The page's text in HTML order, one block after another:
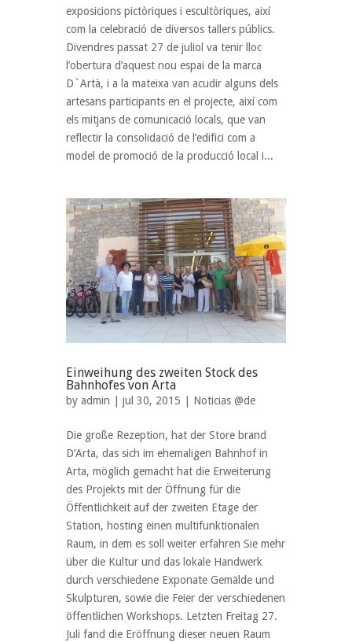
exposicions pictòriques i escultòriques, així
com la celebració de diversos tallers públics.
Divendres passat 27 de juliol va tenir lloc
l’obertura d’aquest nou espai de la marca
D`Artà, i a la mateixa van acudir alguns dels
artesans participants en el projecte, així com
els mitjans de comunicació locals, que van
reflectir la consolidació de l’edifici com a
model de promoció de la producció local i...
Einweihung des zweiten Stock des
Bahnhofes von Arta
by admin | jul 30, 2015 | Noticias @de
Die große Rezeption, hat der Store brand
D’Arta, das sich im ehemaligen Bahnhof in
Arta, möglich gemacht hat die Erweiterung
des Projekts mit der Öffnung für die
Öffentlichkeit auf der zweiten Etage der
Station, hosting einen multifunktionalen
Raum, in dem es soll weiter erfahren Sie mehr
über die Kultur und das lokale Handwerk
durch verschiedene Exponate Gemälde und
Skulpturen, sowie die Feier der verschiedenen
öffentlichen Workshops. Letzten Freitag 27.
Juli fand die Eröffnung dieser neuen Raum